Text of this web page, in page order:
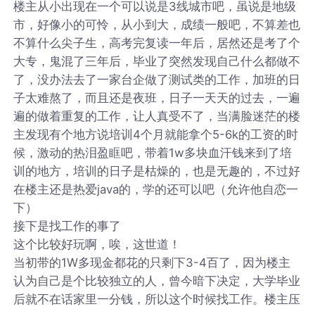
楼主从小出现在一个可以说是3线城市吧，虽说是地级
市，好像小的可怜，从小到大，成绩一般吧，不算差也
不算什么尖子生，高考完复读一年后，居然还是考了个
大专，鬼混了三年后，毕业了突然发现自己什么都做不
了，没办法去了一家台企做了测试类的工作，加班的日
子太难熬了，而且还是夜班，日子一天天的过去，一遍
遍的做着重复的工作，让人真受不了，当满脸迷茫的楼
主发现有个地方说培训4个月就能拿个5-6k的工资的时
候，激动的热泪盈眶吧，带着1w多块血汗钱来到了培
训的地方，培训的日子是枯燥的，也是无趣的，不过好
在楼主还是热爱java的，学的还可以吧（允许他自恋一
下）
接下是找工作的事了
这个比较好玩啊，唉，这世道！
当初带的1W多现金都花的只剩下3-4百了，因为楼主
认为自己是个比较独立的人，曾今暗下决定，大学毕业
后就不在话家里一分钱，所以这个时候找工作。楼主压